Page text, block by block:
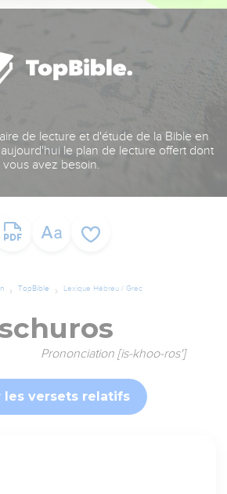
de lecture et d'étude de la Bible en
le plan de lecture offert dont
vous avez besoin.
TopBible Lexique Hébreu / Grec
Prononciation [is-khoo-ros']
les versets relatifs